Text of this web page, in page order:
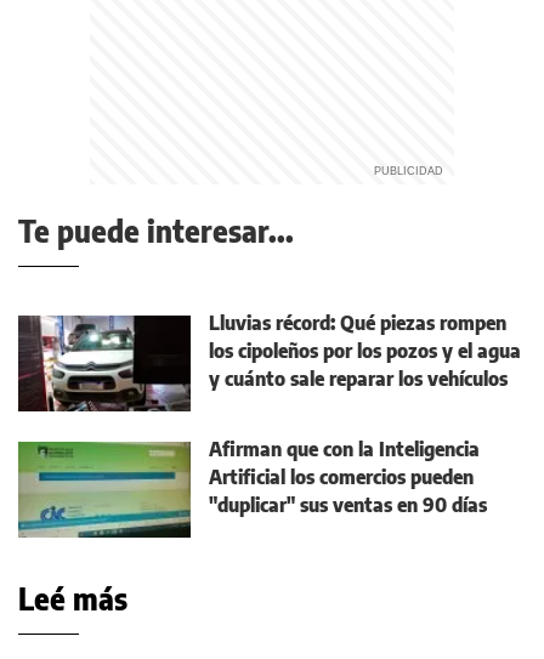
Te puede interesar...
Lluvias récord: Qué piezas rompen
los cipoleños por los pozos y el agua
y cuánto sale reparar los vehículos
Afirman que con la Inteligencia
Artificial los comercios pueden
"duplicar" sus ventas en 90 días
Leé más